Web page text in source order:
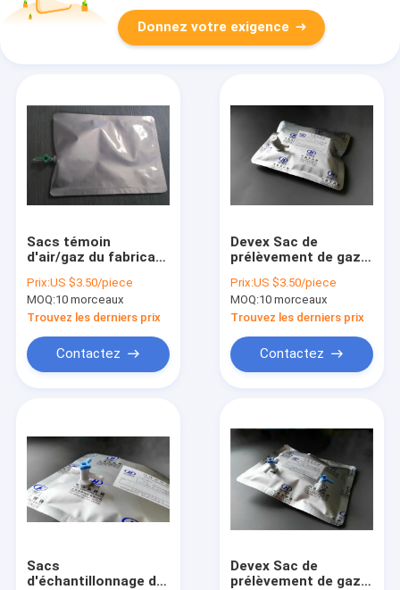
Donnez votre exigence
Sacs témoin
d'air/gaz du fabricant
avec le robinet et la
valve de septum pour
l'échantillonnage de
la seringue
DEV11C_1L d'air
exhalé
Prix:US $3.50/piece
MOQ:10 morceaux
Trouvez les derniers prix
Contactez
Devex Sac de
prélèvement de gaz à
composite en feuille
multicouche avec
soupape ABS
combinée avec
connecteur latéral 1L
échantillon d'air
Prix:US $3.50/piece
MOQ:10 morceaux
Trouvez les derniers prix
Contactez
Sacs
d'échantillonnage de
Devex Sac de
prélèvement de gaz